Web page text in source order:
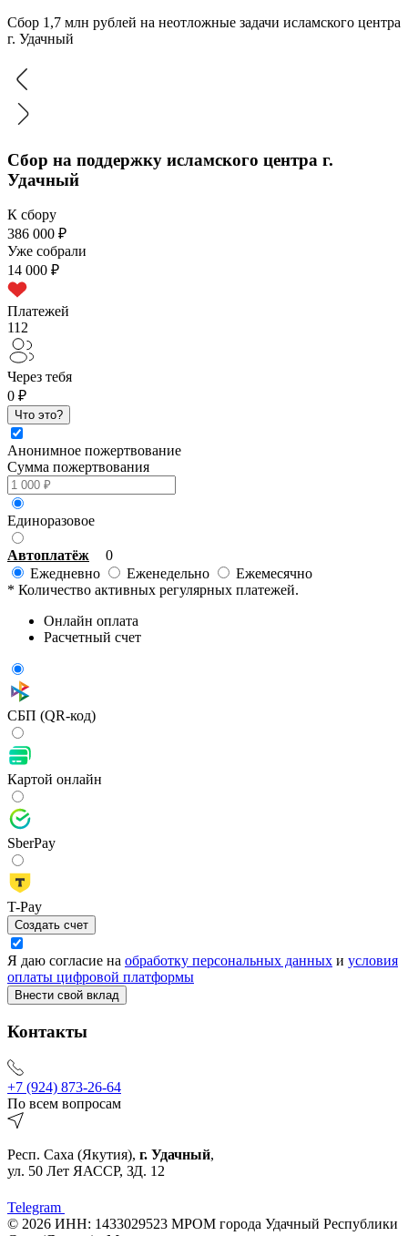
Сбор 1,7 млн рублей на неотложные задачи исламского центра
г. Удачный
Сбор на поддержку исламского центра г.
Удачный
К сбору
386 000 ₽
Уже собрали
14 000 ₽
Платежей
112
Через тебя
0 ₽
Что это?
Анонимное пожертвование
Сумма пожертвования
Единоразовое
Автоплатёж
0
Ежедневно
Еженедельно
Ежемесячно
* Количество активных регулярных платежей.
Онлайн оплата
Расчетный счет
СБП (QR-код)
Картой онлайн
SberPay
T-Pay
Создать счет
Я даю согласие на обработку персональных данных и условия
оплаты цифровой платформы
Внести свой вклад
Контакты
+7 (924) 873-26-64
По всем вопросам
Респ. Саха (Якутия), г. Удачный,
ул. 50 Лет ЯАССР, ЗД. 12
Telegram
© 2026 ИНН: 1433029523 МРОМ города Удачный Республики